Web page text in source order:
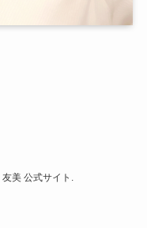
美 公式サイト.